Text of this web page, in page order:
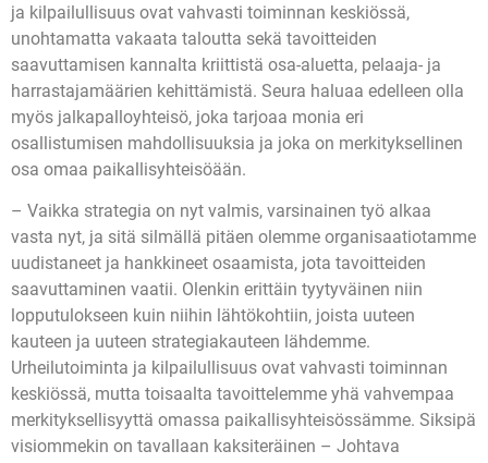
ja kilpailullisuus ovat vahvasti toiminnan keskiössä,
unohtamatta vakaata taloutta sekä tavoitteiden
saavuttamisen kannalta kriittistä osa-aluetta, pelaaja- ja
harrastajamäärien kehittämistä. Seura haluaa edelleen olla
myös jalkapalloyhteisö, joka tarjoaa monia eri
osallistumisen mahdollisuuksia ja joka on merkityksellinen
osa omaa paikallisyhteisöään.
– Vaikka strategia on nyt valmis, varsinainen työ alkaa
vasta nyt, ja sitä silmällä pitäen olemme organisaatiotamme
uudistaneet ja hankkineet osaamista, jota tavoitteiden
saavuttaminen vaatii. Olenkin erittäin tyytyväinen niin
lopputulokseen kuin niihin lähtökohtiin, joista uuteen
kauteen ja uuteen strategiakauteen lähdemme.
Urheilutoiminta ja kilpailullisuus ovat vahvasti toiminnan
keskiössä, mutta toisaalta tavoittelemme yhä vahvempaa
merkityksellisyyttä omassa paikallisyhteisössämme. Siksipä
visiommekin on tavallaan kaksiteräinen – Johtava